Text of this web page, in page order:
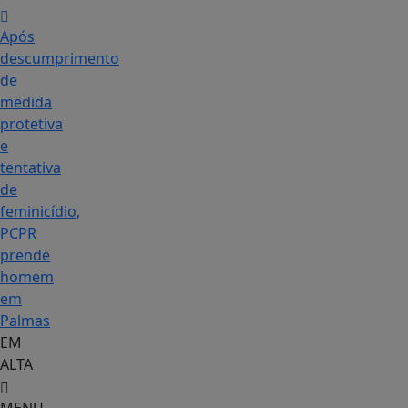
Após
descumprimento
de
medida
protetiva
e
tentativa
de
feminicídio,
PCPR
prende
homem
em
Palmas
EM
ALTA